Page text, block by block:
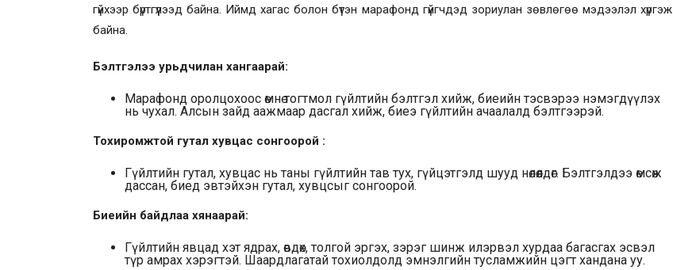
гүйхээр бүртгүүлээд байна. Иймд хагас болон бүтэн марафонд гүйгчдэд зориулан зөвлөгөө мэдээлэл хүргэж
байна.
Бэлтгэлээ урьдчилан хангаарай:
Марафонд оролцохоос өмнө тогтмол гүйлтийн бэлтгэл хийж, биеийн тэсвэрээ нэмэгдүүлэх
нь чухал. Алсын зайд аажмаар дасгал хийж, биеэ гүйлтийн ачаалалд бэлтгээрэй.
Тохиромжтой гутал хувцас сонгоорой :
Гүйлтийн гутал, хувцас нь таны гүйлтийн тав тух, гүйцэтгэлд шууд нөлөөлдөг. Бэлтгэлдээ өмсөж
дассан, биед эвтэйхэн гутал, хувцсыг сонгоорой.
Биеийн байдлаа хянаарай:
Гүйлтийн явцад хэт ядрах, өвдөх, толгой эргэх, зэрэг шинж илэрвэл хурдаа багасгах эсвэл
түр амрах хэрэгтэй. Шаардлагатай тохиолдолд эмнэлгийн тусламжийн цэгт хандана уу.